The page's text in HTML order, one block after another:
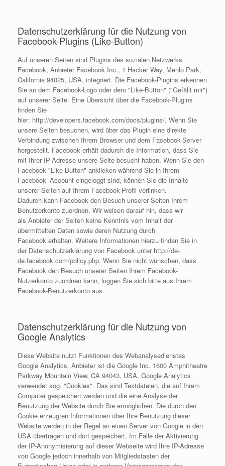
Datenschutzerklärung für die Nutzung von
Facebook-Plugins (Like-Button)
Auf unseren Seiten sind Plugins des sozialen Netzwerks
Facebook, Anbieter Facebook Inc., 1 Hacker Way, Menlo Park,
California 94025, USA, integriert. Die Facebook-Plugins erkennen
Sie an dem Facebook-Logo oder dem "Like-Button" ("Gefällt mir")
auf unserer Seite. Eine Übersicht über die Facebook-Plugins
finden Sie
hier: http://developers.facebook.com/docs/plugins/. Wenn Sie
unsere Seiten besuchen, wird über das Plugin eine direkte
Verbindung zwischen Ihrem Browser und dem Facebook-Server
hergestellt. Facebook erhält dadurch die Information, dass Sie
mit Ihrer IP-Adresse unsere Seite besucht haben. Wenn Sie den
Facebook "Like-Button" anklicken während Sie in Ihrem
Facebook- Account eingeloggt sind, können Sie die Inhalte
unserer Seiten auf Ihrem Facebook-Profil verlinken.
Dadurch kann Facebook den Besuch unserer Seiten Ihrem
Benutzerkonto zuordnen. Wir weisen darauf hin, dass wir
als Anbieter der Seiten keine Kenntnis vom Inhalt der
übermittelten Daten sowie deren Nutzung durch
Facebook erhalten. Weitere Informationen hierzu finden Sie in
der Datenschutzerklärung von Facebook unter http://de-
de.facebook.com/policy.php. Wenn Sie nicht wünschen, dass
Facebook den Besuch unserer Seiten Ihrem Facebook-
Nutzerkonto zuordnen kann, loggen Sie sich bitte aus Ihrem
Facebook-Benutzerkonto aus.
Datenschutzerklärung für die Nutzung von
Google Analytics
Diese Website nutzt Funktionen des Webanalysedienstes
Google Analytics. Anbieter ist die Google Inc. 1600 Amphitheatre
Parkway Mountain View, CA 94043, USA. Google Analytics
verwendet sog. "Cookies". Das sind Textdateien, die auf Ihrem
Computer gespeichert werden und die eine Analyse der
Benutzung der Website durch Sie ermöglichen. Die durch den
Cookie erzeugten Informationen über Ihre Benutzung dieser
Website werden in der Regel an einen Server von Google in den
USA übertragen und dort gespeichert. Im Falle der Aktivierung
der IP-Anonymisierung auf dieser Webseite wird Ihre IP-Adresse
von Google jedoch innerhalb von Mitgliedstaaten der